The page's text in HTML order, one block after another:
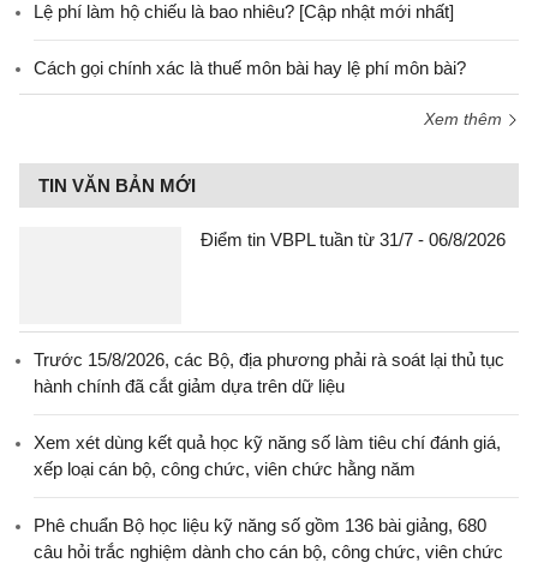
Lệ phí làm hộ chiếu là bao nhiêu? [Cập nhật mới nhất]
Cách gọi chính xác là thuế môn bài hay lệ phí môn bài?
Xem thêm
TIN VĂN BẢN MỚI
Điểm tin VBPL tuần từ 31/7 - 06/8/2026
Trước 15/8/2026, các Bộ, địa phương phải rà soát lại thủ tục
hành chính đã cắt giảm dựa trên dữ liệu
Xem xét dùng kết quả học kỹ năng số làm tiêu chí đánh giá,
xếp loại cán bộ, công chức, viên chức hằng năm
Phê chuẩn Bộ học liệu kỹ năng số gồm 136 bài giảng, 680
câu hỏi trắc nghiệm dành cho cán bộ, công chức, viên chức